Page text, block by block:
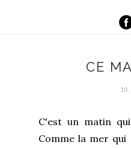
CE
C'est un matin
Comme la mer